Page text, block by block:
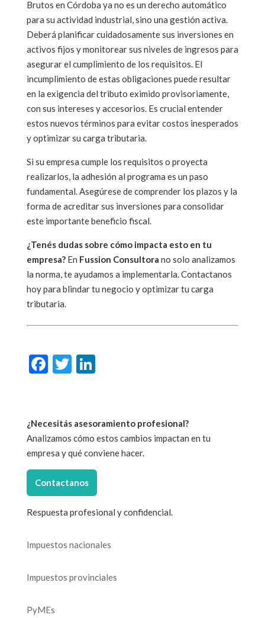
Brutos en Córdoba ya no es un derecho automático
para su actividad industrial, sino una gestión activa.
Deberá planificar cuidadosamente sus inversiones en
activos fijos y monitorear sus niveles de ingresos para
asegurar el cumplimiento de los requisitos. El
incumplimiento de estas obligaciones puede resultar
en la exigencia del tributo eximido provisoriamente,
con sus intereses y accesorios. Es crucial entender
estos nuevos términos para evitar costos inesperados
y optimizar su carga tributaria.
Si su empresa cumple los requisitos o proyecta
realizarlos, la adhesión al programa es un paso
fundamental. Asegúrese de comprender los plazos y la
forma de acreditar sus inversiones para consolidar
este importante beneficio fiscal.
¿Tenés dudas sobre cómo impacta esto en tu
empresa?En Fussion Consultora no solo analizamos
la norma, te ayudamos a implementarla. Contactanos
hoy para blindar tu negocio y optimizar tu carga
tributaria.
F
b
o
o
k
T
er
Li
dI
n
¿Necesitás asesoramiento profesional?
Analizamos cómo estos cambios impactan en tu
empresa y qué conviene hacer.
Contactanos
Respuesta profesional y confidencial.
Impuestos nacionales
Impuestos provinciales
PyMEs